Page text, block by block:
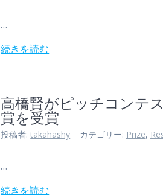
…
続きを読む
高橋賢がピッチコンテ
賞を受賞
投稿者:takahashy カテゴリー: Prize,
…
続きを読む